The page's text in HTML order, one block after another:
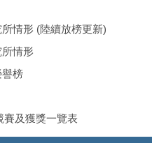
情形 (陸續放榜更新)
情形
譽榜
賽及獲獎一覽表